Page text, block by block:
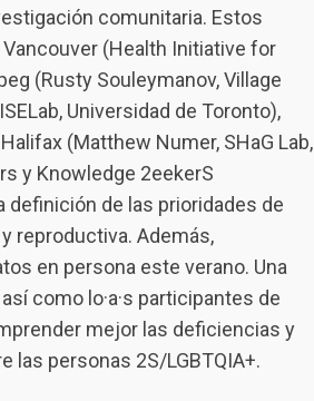
comunitaria. Estos
Vancouver (Health Initiative for
(Rusty Souleymanov, Village
Universidad de Toronto),
(Matthew Numer, SHaG Lab,
y Knowledge 2eekerS
definición de las prioridades de
reproductiva. Además,
en persona este verano. Una
como lo·a·s participantes de
mejor las deficiencias y
las personas 2S/LGBTQIA+.